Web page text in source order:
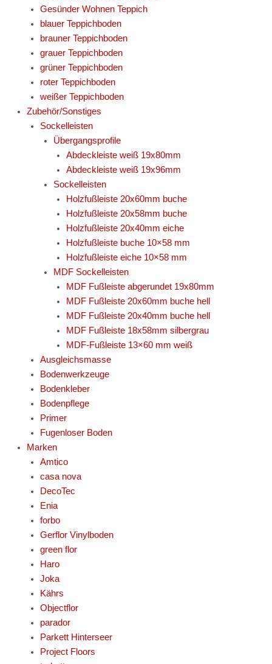
Gesünder Wohnen Teppich
blauer Teppichboden
brauner Teppichboden
grauer Teppichboden
grüner Teppichboden
roter Teppichboden
weißer Teppichboden
Zubehör/Sonstiges
Sockelleisten
Übergangsprofile
Abdeckleiste weiß 19x80mm
Abdeckleiste weiß 19x96mm
Sockelleisten
Holzfußleiste 20x60mm buche
Holzfußleiste 20x58mm buche
Holzfußleiste 20x40mm eiche
Holzfußleiste buche 10×58 mm
Holzfußleiste eiche 10×58 mm
MDF Sockelleisten
MDF Fußleiste abgerundet 19x80mm
MDF Fußleiste 20x60mm buche hell
MDF Fußleiste 20x40mm buche hell
MDF Fußleiste 18x58mm silbergrau
MDF-Fußleiste 13×60 mm weiß
Ausgleichsmasse
Bodenwerkzeuge
Bodenkleber
Bodenpflege
Primer
Fugenloser Boden
Marken
Amtico
casa nova
DecoTec
Enia
forbo
Gerflor Vinylboden
green flor
Haro
Joka
Kährs
Objectflor
parador
Parkett Hinterseer
Project Floors